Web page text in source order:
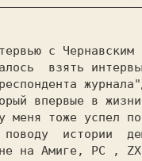
с Чернавским
впервые в
меня тоже успел
истории
на Амиге, PC ,